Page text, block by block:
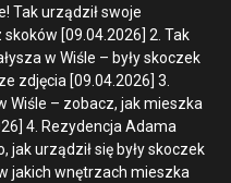
Tak urządził swoje
[09.04.2026] 2. Tak
w Wiśle – były skoczek
zdjęcia [09.04.2026] 3.
Wiśle – zobacz, jak mieszka
4. Rezydencja Adama
jak urządził się były skoczek
jakich wnętrzach mieszka